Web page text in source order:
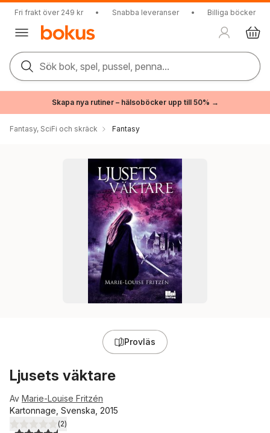
Fri frakt över 249 kr • Snabba leveranser • Billiga böcker
Sök bok, spel, pussel, penna...
Skapa nya rutiner – hälsoböcker upp till 50% →
Fantasy, SciFi och skräck Fantasy
Provläs
Ljusets väktare
Av Marie-Louise Fritzén
Kartonnage, Svenska, 2015
4,5utav 5 stjärnor. Totalt antal röster:
(2)